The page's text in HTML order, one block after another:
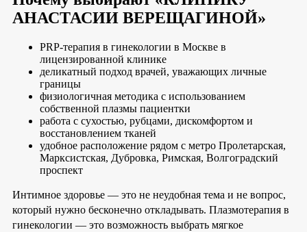
АНАСТАСИИ ВЕРЕЩАГИНОЙ»
PRP-терапия в гинекологии в Москве в
лицензированной клинике
деликатный подход врачей, уважающих личные
границы
физиологичная методика с использованием
собственной плазмы пациентки
работа с сухостью, рубцами, дискомфортом и
восстановлением тканей
удобное расположение рядом с метро Пролетарская,
Марксистская, Дубровка, Римская, Волгоградский
проспект
Интимное здоровье — это не неудобная тема и не вопрос,
который нужно бесконечно откладывать. Плазмотерапия в
гинекологии — это возможность выбрать мягкое